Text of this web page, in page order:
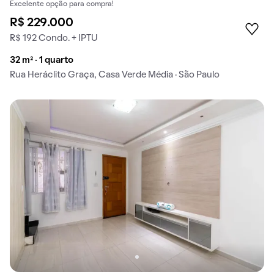
Excelente opção para compra!
R$ 229.000
R$ 192 Condo. + IPTU
32 m² · 1 quarto
Rua Heráclito Graça, Casa Verde Média · São Paulo